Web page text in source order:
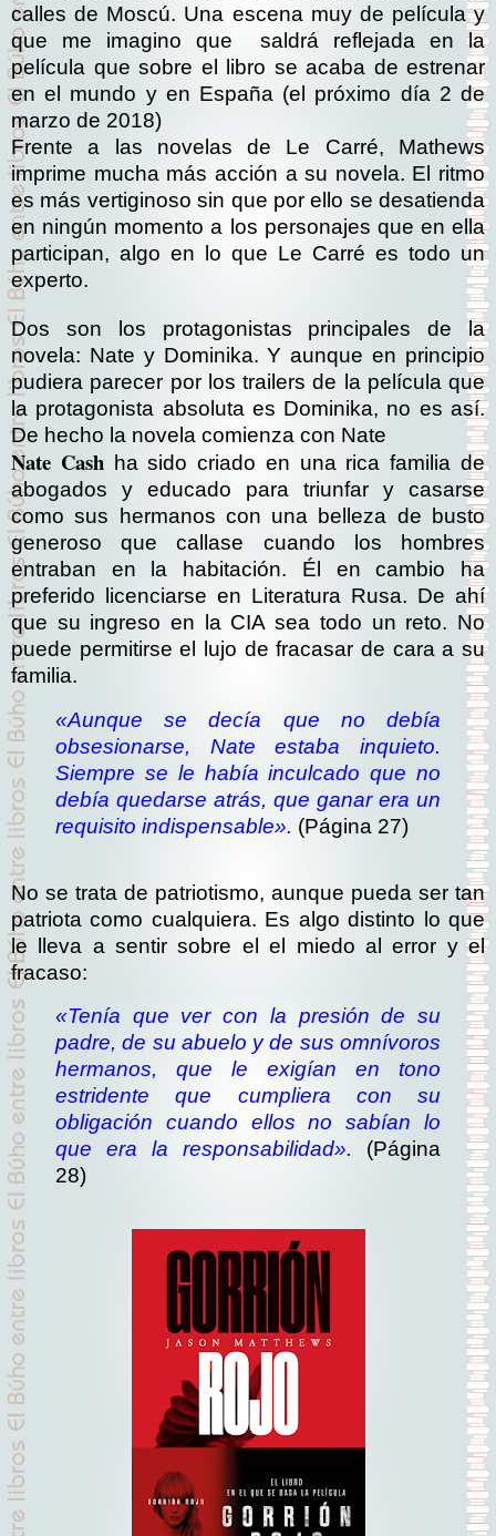
calles de Moscú. Una escena muy de película y
que me imagino que
saldrá reflejada en la
película que sobre el libro se acaba de estrenar
en el mundo y en España (el próximo día 2 de
marzo de 2018)
Frente a las novelas de Le Carré, Mathews
imprime mucha más acción a su novela. El ritmo
es más vertiginoso sin que por ello se desatienda
en ningún momento a los personajes que en ella
participan, algo en lo que Le Carré es todo un
experto.
Dos son los protagonistas principales de la
novela: Nate y Dominika. Y aunque en principio
pudiera parecer por los trailers de la película que
la protagonista absoluta es Dominika, no es así.
De hecho la novela comienza con Nate
Nate Cash ha sido criado en una rica familia de
abogados y educado para triunfar y casarse
como sus hermanos con una belleza de busto
generoso que callase cuando los hombres
entraban en la habitación. Él en cambio ha
preferido licenciarse en Literatura Rusa. De ahí
que su ingreso en la CIA sea todo un reto. No
puede permitirse el lujo de fracasar de cara a su
familia.
«Aunque se decía que no debía
obsesionarse, Nate estaba inquieto.
Siempre se le había inculcado que no
debía quedarse atrás, que ganar era un
requisito indispensable». (Página 27)
No se trata de patriotismo, aunque pueda ser tan
patriota como cualquiera. Es algo distinto lo que
le lleva a sentir sobre el el miedo al error y el
fracaso:
«Tenía que ver con la presión de su
padre, de su abuelo y de sus omnívoros
hermanos, que le exigían en tono
estridente que cumpliera con su
obligación cuando ellos no sabían lo
que era la responsabilidad». (Página
28)